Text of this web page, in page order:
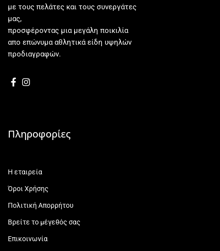
με τους πελάτες και τους συνεργάτες
μας,
προσφέροντας μια μεγάλη ποικιλία
απο επώνυμα αθλητικά είδη υψηλών
προδιαγραφών.
Πληροφορίες
Η εταιρεία
Όροι Χρήσης
Πολιτική Απορρήτου
Βρείτε το μέγεθός σας
Επικοινωνία